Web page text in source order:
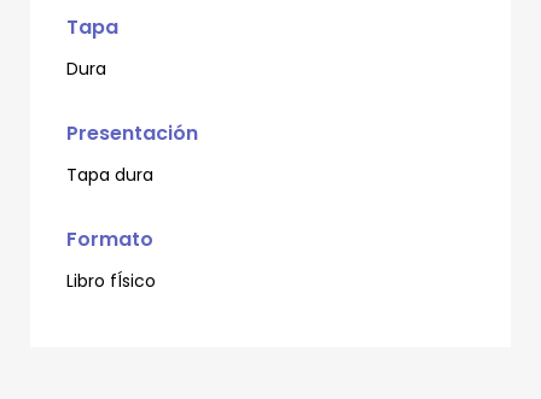
Tapa
Dura
Presentación
Tapa dura
Formato
Libro fÍsico